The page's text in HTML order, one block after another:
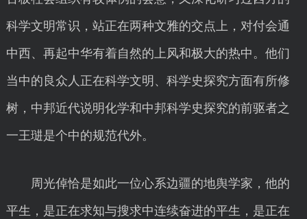
科学文明常识，站正在两种文雅的交点上，对付会通
中西、再起中华有着自然的上风和极大的热中。他们
当中的良众人正在科学文明、科学史探究方面有所修
树，中邦近代说明化学和中邦科学史探究的前驱者之
一王琎是个中的规范代外。
周光倬恰是如此一位心系边疆的地舆学家，他的
平生，是正在求知与搜求中连续奋进的平生，是正在